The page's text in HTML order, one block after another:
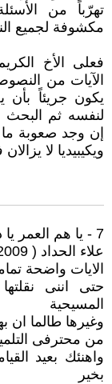
تهرّباً من
مكشوفة لجميع
فعلى الأخ
الآيات من
يكون جريئاً بأن
لنفسه ثم
إن وجد صعوبة
ويكيبيديا لا يزالان في
7 - يا هم العمر يا دمع الزهر
علاء الحداد ( 2009 / 4 / 20 - 18:56 )
الايات واضحة
حتى اننى
المسيحية
وغيرها طالما ان
من محترفى
واهنئك بعيد
بخير